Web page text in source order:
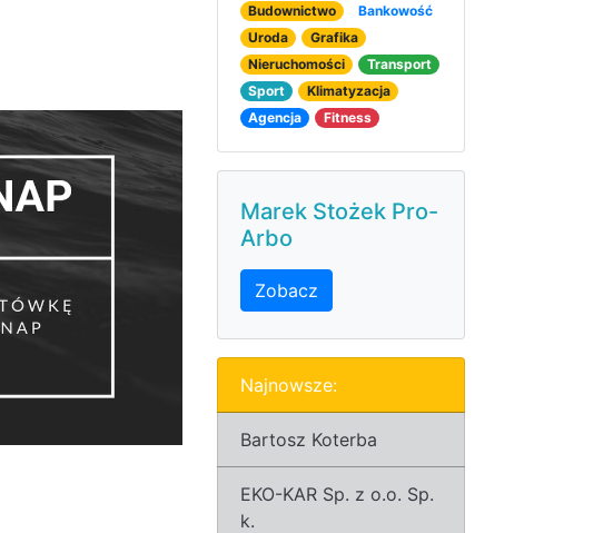
Budownictwo
Bankowość
Uroda
Grafika
Nieruchomości
Transport
Sport
Klimatyzacja
Agencja
Fitness
Marek Stożek Pro-
Arbo
Zobacz
Najnowsze:
Bartosz Koterba
EKO-KAR Sp. z o.o. Sp.
k.